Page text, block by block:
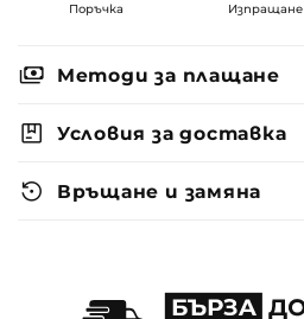
Поръчка
Изпращане
payments Методи за плащане
package Условия за доставка
settings_backup_restore Връщане и замяна